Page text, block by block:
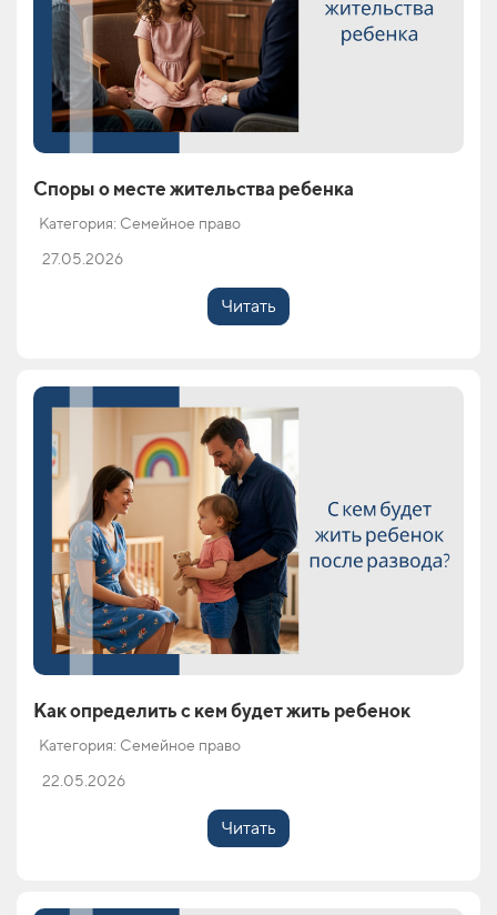
Споры о месте жительства ребенка
Категория: Семейное право
27.05.2026
Читать
Как определить с кем будет жить ребенок
Категория: Семейное право
22.05.2026
Читать